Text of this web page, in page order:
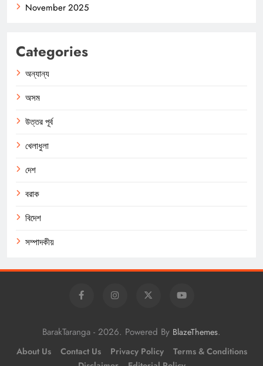
November 2025
Categories
অন্যান্য
অসম
উত্তর পূর্ব
খেলাধুলা
দেশ
বরাক
বিদেশ
সম্পাদকীয়
BarakTaranga - 2026. Powered By BlazeThemes.
About Us Contact Us Privacy Policy
Terms & Conditions